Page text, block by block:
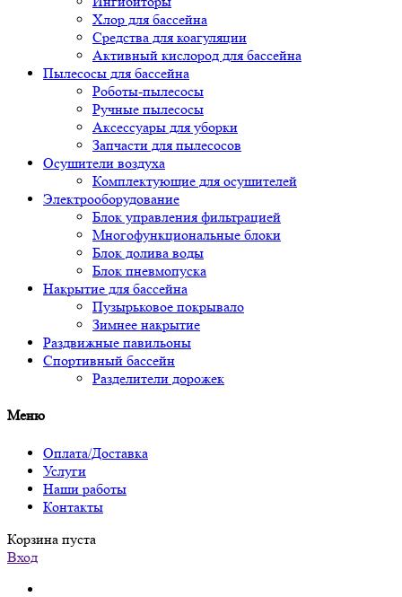
Хлор для бассейна
Средства для коагуляции
Активный кислород для бассейна
Пылесосы для бассейна
Роботы-пылесосы
Ручные пылесосы
Аксессуары для уборки
Запчасти для пылесосов
Осушители воздуха
Комплектующие для осушителей
Электрооборудование
Блок управления фильтрацией
Многофункциональные блоки
Блок долива воды
Блок пневмопуска
Накрытие для бассейна
Пузырьковое покрывало
Зимнее накрытие
Раздвижные павильоны
Спортивный бассейн
Разделители дорожек
Меню
Оплата/Доставка
Услуги
Наши работы
Контакты
Корзина пуста
Вход